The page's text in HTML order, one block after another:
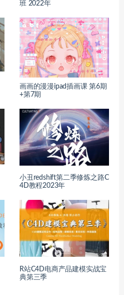
班 2022年
画画的漫漫ipad插画课 第6期
+第7期
小丑redshift第二季修炼之路C
4D教程2023年
R站C4D电商产品建模实战宝
典第三季